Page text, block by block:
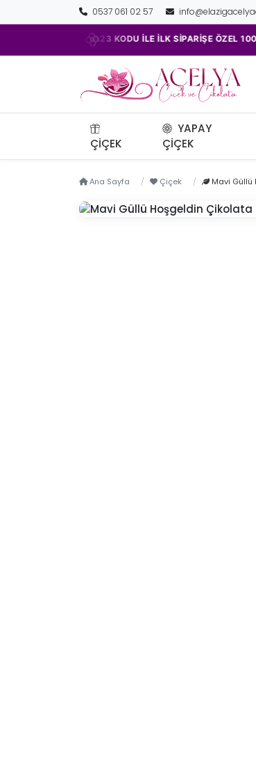
0537 061 02 57
ACELYA23 KODU İLE İLK SİPARİŞE ÖZEL 100 TL
ÇIÇEK
YAPAY
ÇIÇEK
Ana Sayfa Çiçek Mavi Güllü